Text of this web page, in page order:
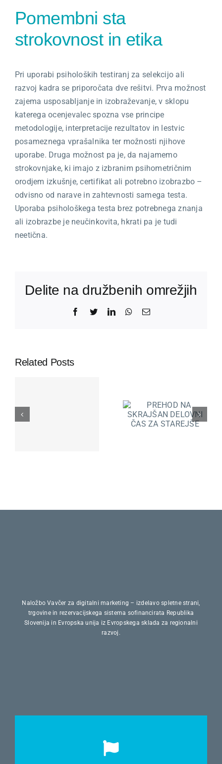
Pomembni sta
strokovnost in etika
Pri uporabi psiholoških testiranj za selekcijo ali
razvoj kadra se priporočata dve rešitvi. Prva možnost
zajema usposabljanje in izobraževanje, v sklopu
katerega ocenjevalec spozna vse principe
metodologije, interpretacije rezultatov in lestvic
posameznega vprašalnika ter možnosti njihove
uporabe. Druga možnost pa je, da najamemo
strokovnjake, ki imajo z izbranim psihometričnim
orodjem izkušnje, certifikat ali potrebno izobrazbo –
odvisno od narave in zahtevnosti samega testa.
Uporaba psihološkega testa brez potrebnega znanja
ali izobrazbe je neučinkovita, hkrati pa je tudi
neetična.
Delite na družbenih omrežjih
Facebook
TwitterLinkedInWhatsApp
Email
Related Posts
ZA
TRAJNO
Naložbo Vavčer za digitalni marketing – izdelavo spletne strani,
trgovine in rezervacijskega sistema sofinancirata Republika
Slovenija in Evropska unija iz Evropskega sklada za regionalni
razvoj.